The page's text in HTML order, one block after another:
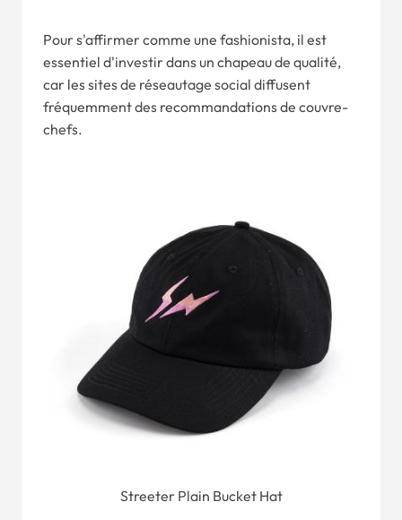
Pour s'affirmer comme une fashionista, il est
essentiel d'investir dans un chapeau de qualité,
car les sites de réseautage social diffusent
fréquemment des recommandations de couvre-
chefs.
Streeter Plain Bucket Hat